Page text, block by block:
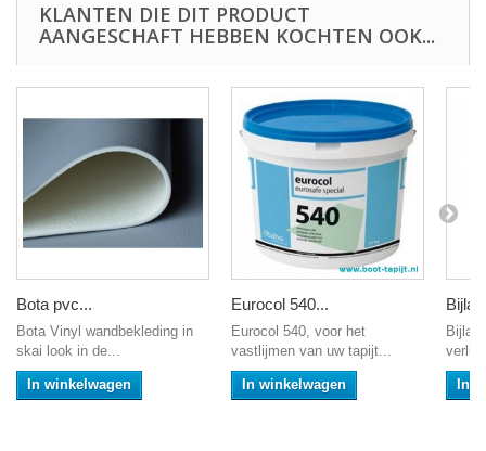
KLANTEN DIE DIT PRODUCT
AANGESCHAFT HEBBEN KOCHTEN OOK...
Bota pvc...
Bota Vinyl wandbekleding in
skai look in de...
In winkelwagen
Eurocol 540...
Eurocol 540, voor het
vastlijmen van uw tapijt...
In winkelwagen In